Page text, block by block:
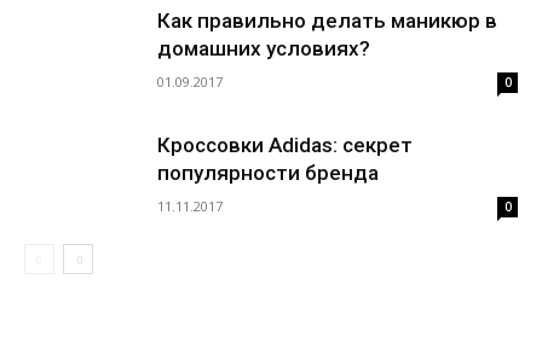
Как правильно делать маникюр в
домашних условиях?
01.09.2017 0
Кроссовки Adidas: секрет
популярности бренда
11.11.2017 0